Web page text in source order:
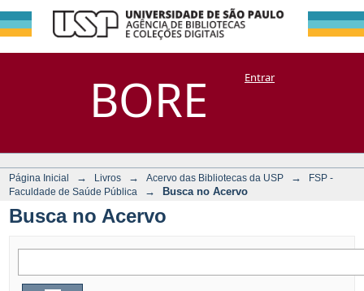
BORE
Busca no Acervo
DSpace/Manakin + CoriscoEntrar
Página Inicial → Livros → Acervo das Bibliotecas da USP →
FSP -
Faculdade de Saúde Pública
→ Busca no Acervo
Busca no Acervo